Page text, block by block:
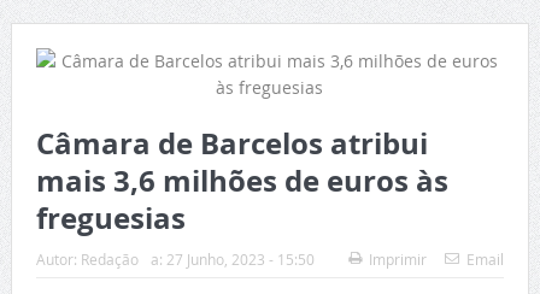
Câmara de Barcelos atribui
mais 3,6 milhões de euros às
freguesias
Autor: Redação a: 27 Junho, 2023 - 15:50 Imprimir Email